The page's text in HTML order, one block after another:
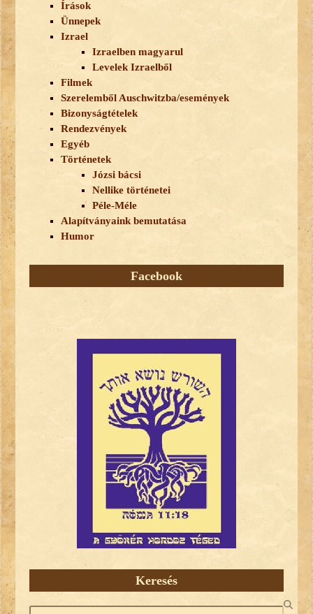
Írások
Ünnepek
Izrael
Izraelben magyarul
Levelek Izraelből
Filmek
Szerelemből Auschwitzba/események
Bizonyságtételek
Rendezvények
Egyéb
Történetek
Józsi bácsi
Nellike történetei
Péle-Méle
Alapítványaink bemutatása
Humor
Facebook
Keresés